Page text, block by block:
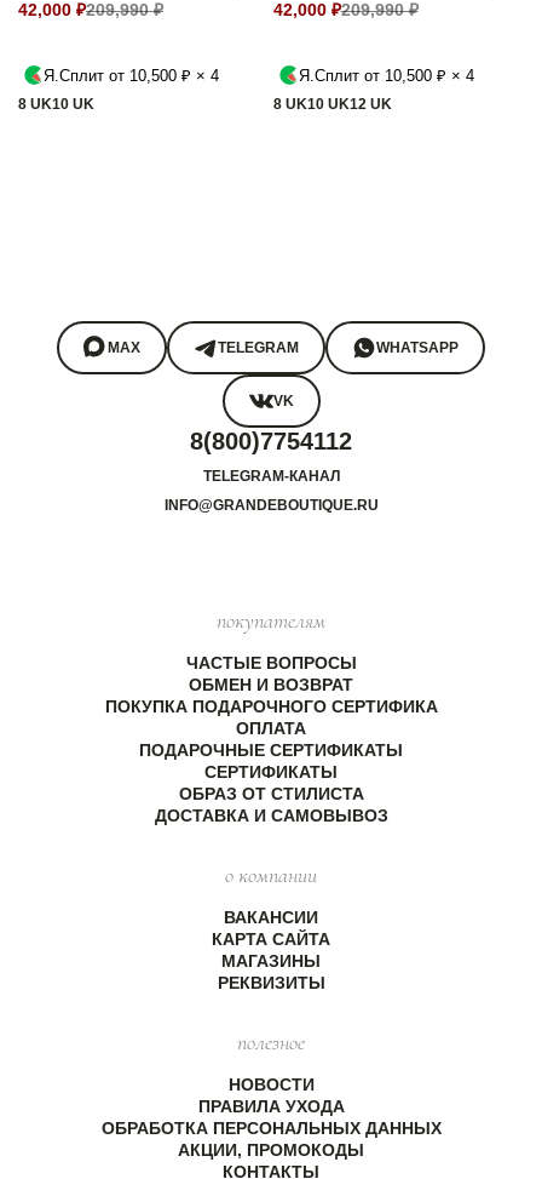
42,000 ₽209,990 ₽
Я.Сплит от 10,500 ₽ × 4
8 UK10 UK
42,000 ₽209,990 ₽
Я.Сплит от 10,500 ₽ × 4
8 UK10 UK12 UK
MAX TELEGRAM WHATSAPP
VK
8(800)7754112
TELEGRAM-КАНАЛ
INFO@GRANDEBOUTIQUE.RU
покупателям
ЧАСТЫЕ ВОПРОСЫ
ОБМЕН И ВОЗВРАТ
ПОКУПКА ПОДАРОЧНОГО СЕРТИФИКА
ОПЛАТА
ПОДАРОЧНЫЕ СЕРТИФИКАТЫ
СЕРТИФИКАТЫ
ОБРАЗ ОТ СТИЛИСТА
ДОСТАВКА И САМОВЫВОЗ
о компании
ВАКАНСИИ
КАРТА САЙТА
МАГАЗИНЫ
РЕКВИЗИТЫ
полезное
НОВОСТИ
ПРАВИЛА УХОДА
ОБРАБОТКА ПЕРСОНАЛЬНЫХ ДАННЫХ
АКЦИИ, ПРОМОКОДЫ
КОНТАКТЫ